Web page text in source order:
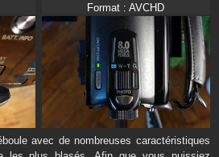
Format : AVCHD
avec de nombreuses caractéristiques